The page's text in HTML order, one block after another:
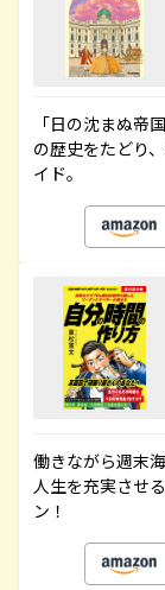
「日の沈まぬ帝
の歴史をたどり
イド。
働きながら週末
人生を充実させ
ン！